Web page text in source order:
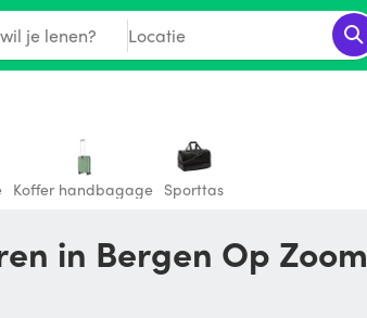
je lenen? Locatie
Koffer handbagage Sporttas
in Bergen Op Zoom